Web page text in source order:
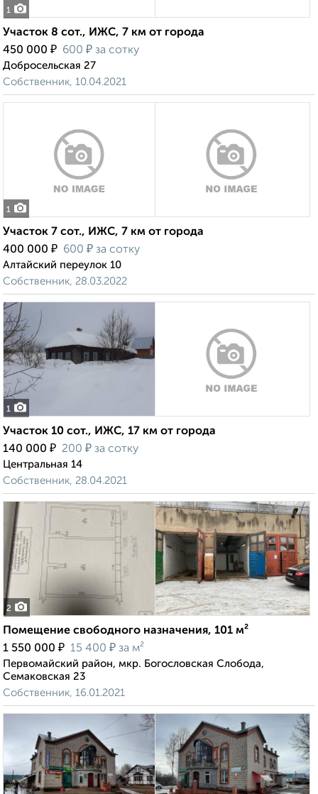
1
Участок 8 сот., ИЖС, 7 км от города
450 000 ₽ 600 ₽ за сотку
Добросельская 27
Собственник, 10.04.2021
1
Участок 7 сот., ИЖС, 7 км от города
400 000 ₽ 600 ₽ за сотку
Алтайский переулок 10
Собственник, 28.03.2022
1
Участок 10 сот., ИЖС, 17 км от города
140 000 ₽ 200 ₽ за сотку
Центральная 14
Собственник, 28.04.2021
2
Помещение свободного назначения, 101 м²
1 550 000 ₽ 15 400 ₽ за м²
Первомайский район, мкр. Богословская Слобода,
Семаковская 23
Собственник, 16.01.2021